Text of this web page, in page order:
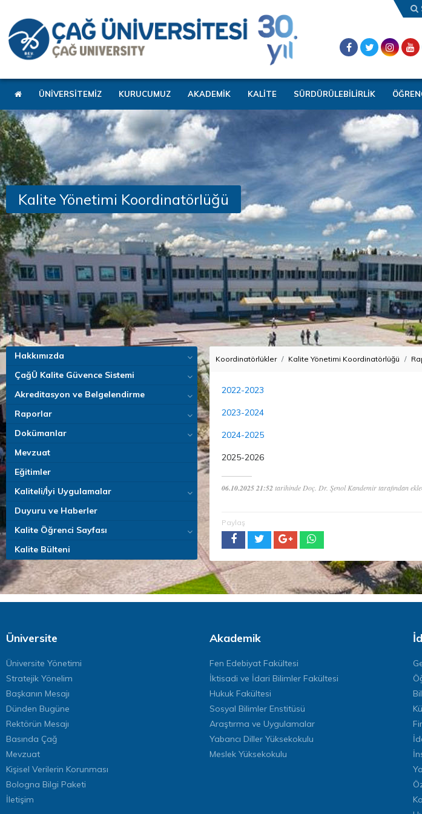
ÜNİVERSİTEMİZ KURUCUMUZ AKADEMİK KALİTE SÜRDÜRÜLEBİLİRLİK
Kalite Yönetimi Koordinatörlüğü
Hakkımızda
ÇağÜ Kalite Güvence Sistemi
Akreditasyon ve Belgelendirme
Raporlar
Dokümanlar
Mevzuat
Eğitimler
Kaliteli/İyi Uygulamalar
Duyuru ve Haberler
Kalite Öğrenci Sayfası
Kalite Bülteni
Koordinatörlükler Kalite Yönetimi Koordinatörlüğü
2022-2023
2023-2024
2024-2025
2025-2026
06.10.2025 21:52tarihinde Doç. Dr. Şenol Kandemir tarafından
Paylaş
Üniversite
Üniversite Yönetimi
Stratejik Yönelim
Başkanın Mesajı
Dünden Bugüne
Rektörün Mesajı
Basında Çağ
Mevzuat
Kişisel Verilerin Korunması
Bologna Bilgi Paketi
İletişim
Akademik
Fen Edebiyat Fakültesi
İktisadi ve İdari Bilimler Fakültesi
Hukuk Fakültesi
Sosyal Bilimler Enstitüsü
Araştırma ve Uygulamalar
Yabancı Diller Yüksekokulu
Meslek Yüksekokulu